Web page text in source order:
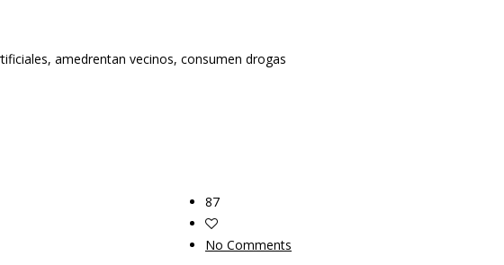
amedrentan vecinos, consumen drogas
87
No Comments